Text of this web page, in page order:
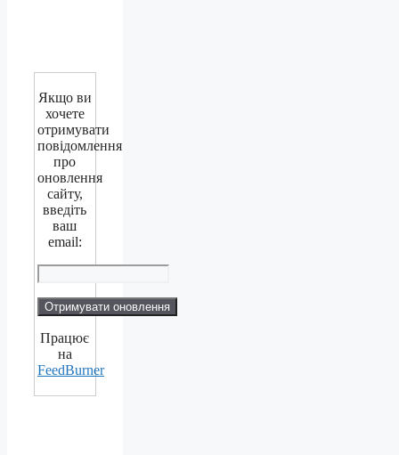
Якщо ви
хочете
отримувати
повідомлення
про
оновлення
сайту,
введіть
ваш
email:
Працює
на
FeedBurner